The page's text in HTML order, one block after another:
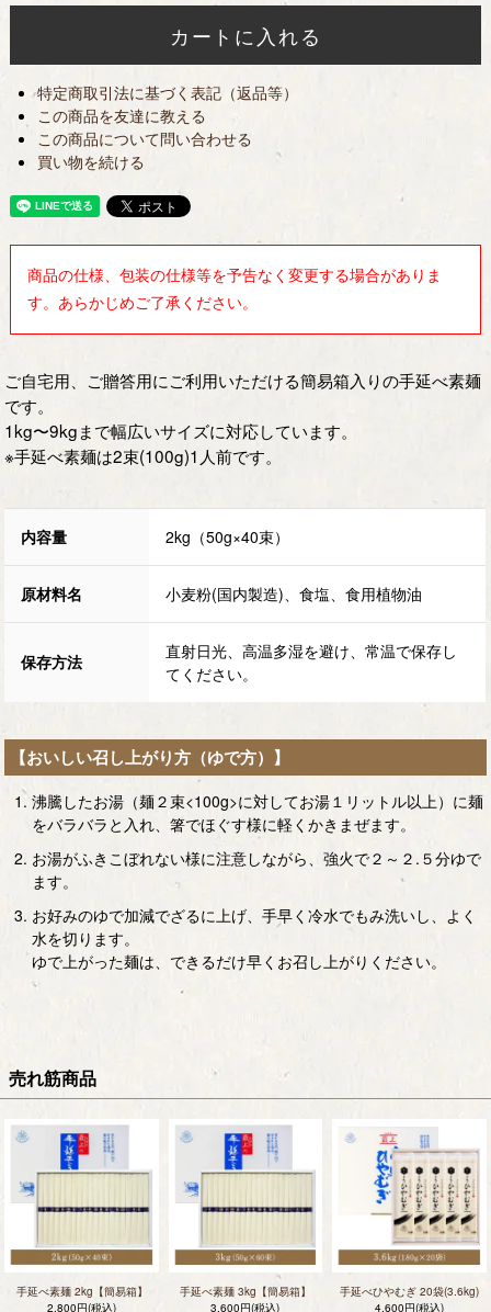
特定商取引法に基づく表記（返品等）
この商品を友達に教える
この商品について問い合わせる
買い物を続ける
商品の仕様、包装の仕様等を予告なく変更する場合がありま
す。あらかじめご了承ください。
ご自宅用、ご贈答用にご利用いただける簡易箱入りの手延べ素麺
です。
1kg〜9kgまで幅広いサイズに対応しています。
※手延べ素麺は2束(100g)1人前です。
内容量 2kg（50g×40束）
原材料名 小麦粉(国内製造)、食塩、食用植物油
保存方法
直射日光、高温多湿を避け、常温で保存し
てください。
【おいしい召し上がり方（ゆで方）】
沸騰したお湯（麺２束<100g>に対してお湯１リットル以上）に麺
をバラバラと入れ、箸でほぐす様に軽くかきまぜます。
お湯がふきこぼれない様に注意しながら、強火で２～２.５分ゆで
ます。
お好みのゆで加減でざるに上げ、手早く冷水でもみ洗いし、よく
水を切ります。
ゆで上がった麺は、できるだけ早くお召し上がりください。
売れ筋商品
手延べ素麺 2kg【簡易箱】
2,800円(税込)
手延べ素麺 3kg【簡易箱】
3,600円(税込)
手延べひやむぎ 20袋(3.6kg)
4,600円(税込)